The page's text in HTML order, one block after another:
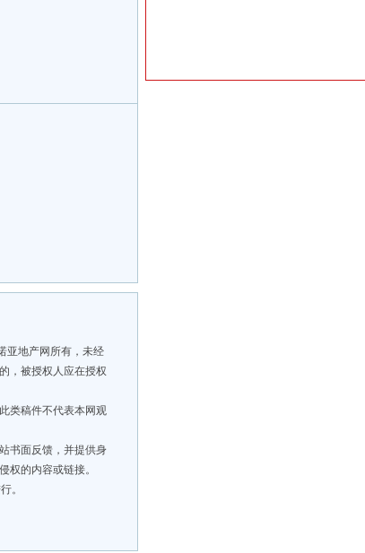
亚地产网所有，未经
，被授权人应在授权
类稿件不代表本网观
书面反馈，并提供身
权的内容或链接。
。